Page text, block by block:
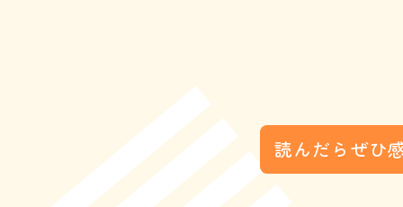
読んだらぜひ